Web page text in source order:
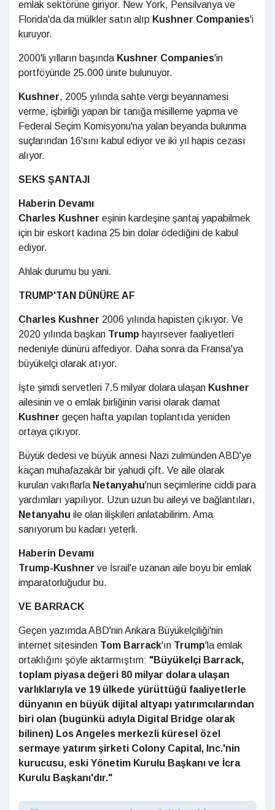
emlak sektörüne giriyor. New York, Pensilvanya ve
Florida'da da mülkler satın alıp Kushner Companies'i
kuruyor.
2000'li yılların başında Kushner Companies'in
portföyünde 25.000 ünite bulunuyor.
Kushner, 2005 yılında sahte vergi beyannamesi
verme, işbirliği yapan bir tanığa misilleme yapma ve
Federal Seçim Komisyonu'na yalan beyanda bulunma
suçlarından 16'sını kabul ediyor ve iki yıl hapis cezası
alıyor.
SEKS ŞANTAJI
Haberin Devamı
Charles Kushner eşinin kardeşine şantaj yapabilmek
için bir eskort kadına 25 bin dolar ödediğini de kabul
ediyor.
Ahlak durumu bu yani.
TRUMP'TAN DÜNÜRE AF
Charles Kushner 2006 yılında hapisten çıkıyor. Ve
2020 yılında başkan Trump hayırsever faaliyetleri
nedeniyle dünürü affediyor. Daha sonra da Fransa'ya
büyükelçi olarak atıyor.
İşte şimdi servetleri 7.5 milyar dolara ulaşan Kushner
ailesinin ve o emlak birliğinin varisi olarak damat
Kushner geçen hafta yapılan toplantıda yeniden
ortaya çıkıyor.
Büyük dedesi ve büyük annesi Nazi zulmünden ABD'ye
kaçan muhafazakâr bir yahudi çift. Ve aile olarak
kurulan vakıflarla Netanyahu'nun seçimlerine ciddi para
yardımları yapılıyor. Uzun uzun bu aileyi ve bağlantıları,
Netanyahu ile olan ilişkileri anlatabilirim. Ama
sanıyorum bu kadarı yeterli.
Haberin Devamı
Trump-Kushner ve İsrail'e uzanan aile boyu bir emlak
imparatorluğudur bu.
VE BARRACK
Geçen yazımda ABD'nin Ankara Büyükelçiliği'nin
internet sitesinden Tom Barrack'ın Trump'la emlak
ortaklığını şöyle aktarmıştım: "Büyükelçi Barrack,
toplam piyasa değeri 80 milyar dolara ulaşan
varlıklarıyla ve 19 ülkede yürüttüğü faaliyetlerle
dünyanın en büyük dijital altyapı yatırımcılarından
biri olan (bugünkü adıyla Digital Bridge olarak
bilinen) Los Angeles merkezli küresel özel
sermaye yatırım şirketi Colony Capital, Inc.'nin
kurucusu, eski Yönetim Kurulu Başkanı ve İcra
Kurulu Başkanı'dır."